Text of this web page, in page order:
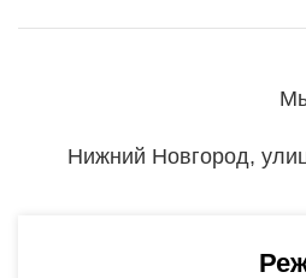
Нижний Новгород,